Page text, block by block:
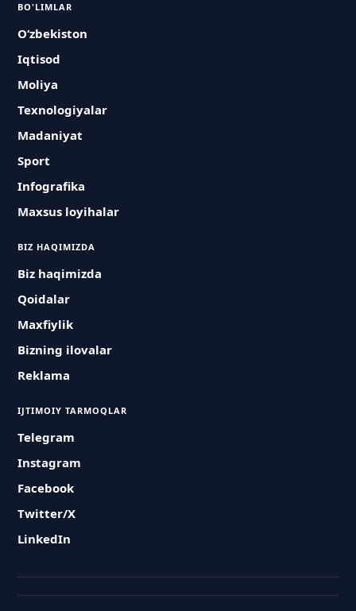
BO'LIMLAR
O‘zbekiston
Iqtisod
Moliya
Texnologiyalar
Madaniyat
Sport
Infografika
Maxsus loyihalar
BIZ HAQIMIZDA
Biz haqimizda
Qoidalar
Maxfiylik
Bizning ilovalar
Reklama
IJTIMOIY TARMOQLAR
Telegram
Instagram
Facebook
Twitter/X
LinkedIn